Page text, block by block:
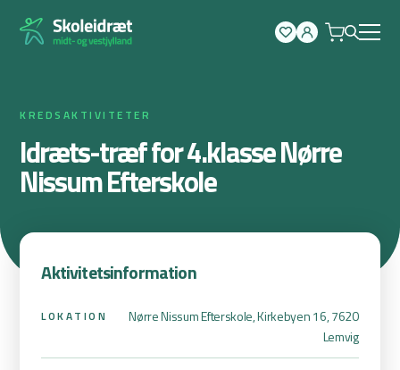
KREDSAKTIVITETER
Idræts-træf for 4.klasse Nørre
Nissum Efterskole
Aktivitetsinformation
LOKATION
Nørre Nissum Efterskole, Kirkebyen 16, 7620
Lemvig